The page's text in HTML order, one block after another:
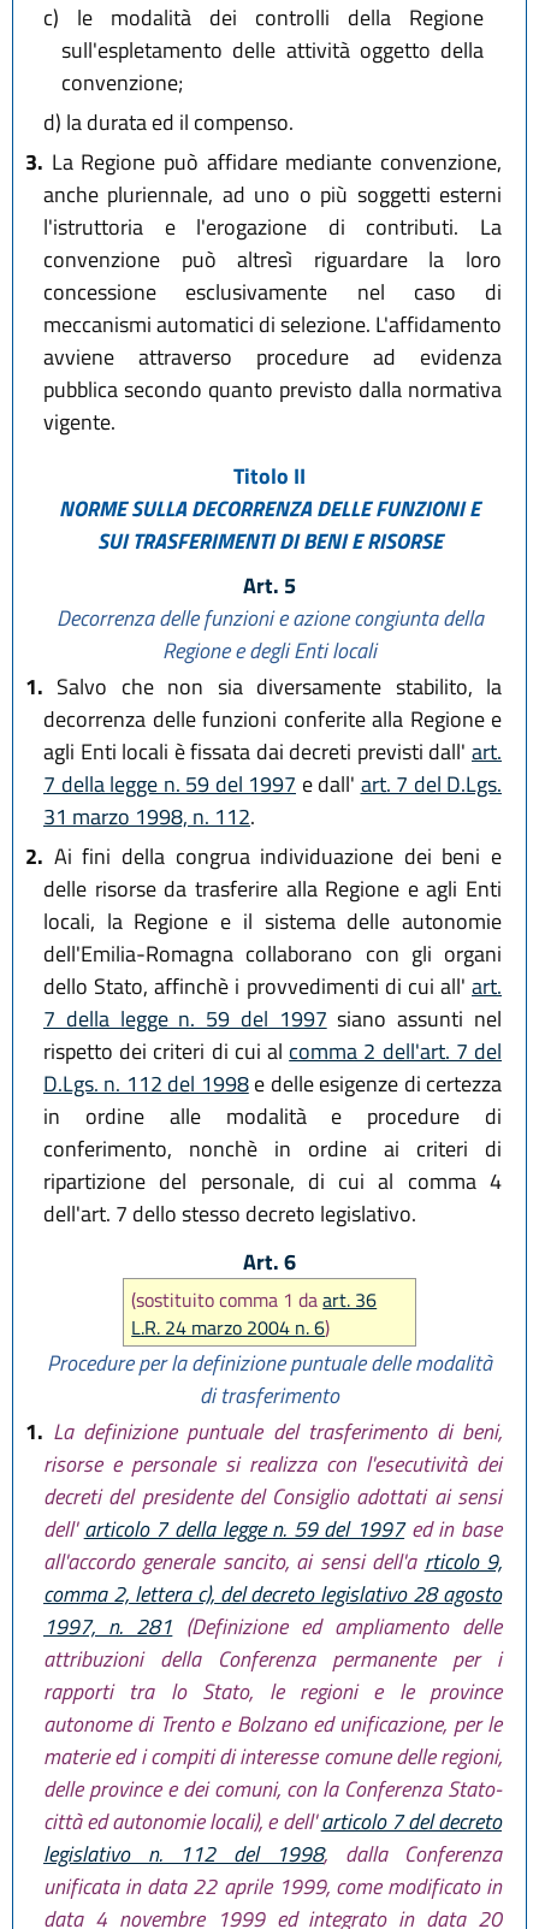
c) le modalità dei controlli della Regione
sull'espletamento delle attività oggetto della
convenzione;
d) la durata ed il compenso.
3. La Regione può affidare mediante convenzione,
anche pluriennale, ad uno o più soggetti esterni
l'istruttoria e l'erogazione di contributi. La
convenzione può altresì riguardare la loro
concessione esclusivamente nel caso di
meccanismi automatici di selezione. L'affidamento
avviene attraverso procedure ad evidenza
pubblica secondo quanto previsto dalla normativa
vigente.
Titolo II
NORME SULLA DECORRENZA DELLE FUNZIONI E
SUI TRASFERIMENTI DI BENI E RISORSE
Art. 5
Decorrenza delle funzioni e azione congiunta della
Regione e degli Enti locali
1. Salvo che non sia diversamente stabilito, la
decorrenza delle funzioni conferite alla Regione e
agli Enti locali è fissata dai decreti previsti dall' art.
7 della legge n. 59 del 1997 e dall' art. 7 del D.Lgs.
31 marzo 1998, n. 112.
2. Ai fini della congrua individuazione dei beni e
delle risorse da trasferire alla Regione e agli Enti
locali, la Regione e il sistema delle autonomie
dell'Emilia-Romagna collaborano con gli organi
dello Stato, affinchè i provvedimenti di cui all' art.
7 della legge n. 59 del 1997 siano assunti nel
rispetto dei criteri di cui al comma 2 dell'art. 7 del
D.Lgs. n. 112 del 1998e delle esigenze di certezza
in ordine alle modalità e procedure di
conferimento, nonchè in ordine ai criteri di
ripartizione del personale, di cui al comma 4
dell'art. 7 dello stesso decreto legislativo.
Art. 6
(sostituito comma 1 daart. 36
L.R. 24 marzo 2004 n. 6)
Procedure per la definizione puntuale delle modalità
di trasferimento
1. La definizione puntuale del trasferimento di beni,
risorse e personale si realizza con l'esecutività dei
decreti del presidente del Consiglio adottati ai sensi
dell'articolo 7 della legge n. 59 del 1997ed in base
all'accordo generale sancito, ai sensi dell'a rticolo 9,
comma 2, lettera c), del decreto legislativo 28 agosto
1997, n. 281 (Definizione ed ampliamento delle
attribuzioni della Conferenza permanente per i
rapporti tra lo Stato, le regioni e le province
autonome di Trento e Bolzano ed unificazione, per le
materie ed i compiti di interesse comune delle regioni,
delle province e dei comuni, con la Conferenza Stato-
città ed autonomie locali), e dell'articolo 7 del decreto
legislativo n. 112 del 1998, dalla Conferenza
unificata in data 22 aprile 1999, come modificato in
data 4 novembre 1999 ed integrato in data 20